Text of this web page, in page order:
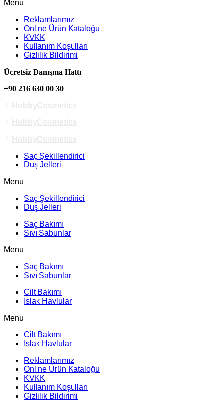
Menu
Reklamlarımız
Online Ürün Kataloğu
KVKK
Kullanım Koşulları
Gizlilik Bildirimi
Ücretsiz Danışma Hattı
+90 216 630 00 30
Saç Şekillendirici
Duş Jelleri
Menu
Saç Şekillendirici
Duş Jelleri
Saç Bakımı
Sıvı Sabunlar
Menu
Saç Bakımı
Sıvı Sabunlar
Cilt Bakımı
Islak Havlular
Menu
Cilt Bakımı
Islak Havlular
Reklamlarımız
Online Ürün Kataloğu
KVKK
Kullanım Koşulları
Gizlilik Bildirimi